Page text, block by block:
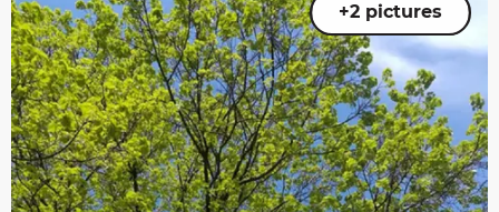
+2 pictures